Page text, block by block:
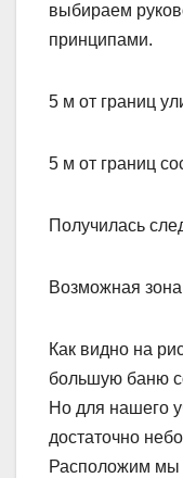
выбираем
принципами.
5 м от границ
5 м от границ
Получилась
Возможная
Как видно на
большую баню
Но для нашего
достаточно
Расположим мы